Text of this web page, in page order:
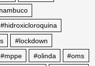
#hidroxicloroquina
#lockdown
#mppe #olinda
#oms